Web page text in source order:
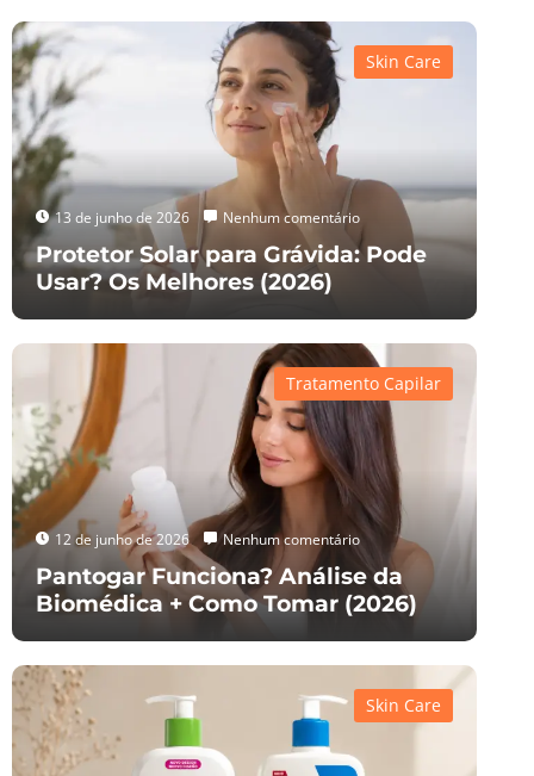
13 de junho de 2026 Nenhum comentário
Protetor Solar para Grávida: Pode
Usar? Os Melhores (2026)
Skin Care
12 de junho de 2026 Nenhum comentário
Pantogar Funciona? Análise da
Biomédica + Como Tomar (2026)
Tratamento Capilar
Skin Care